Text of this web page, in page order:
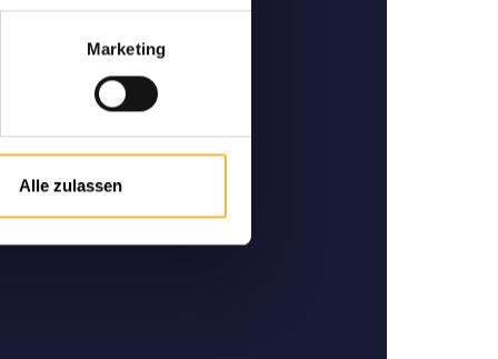
Marketing
Alle zulassen